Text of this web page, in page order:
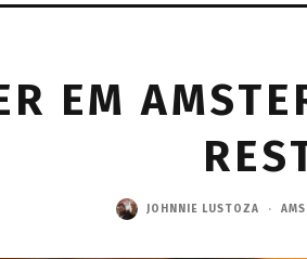
EM
JOHNNIE LUSTOZA ·